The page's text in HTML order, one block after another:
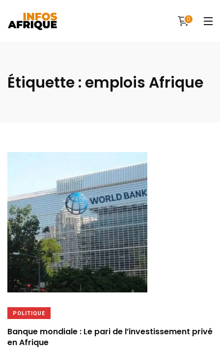
0
Étiquette : emplois Afrique
POLITIQUE
Banque mondiale : Le pari de l’investissement privé
en Afrique